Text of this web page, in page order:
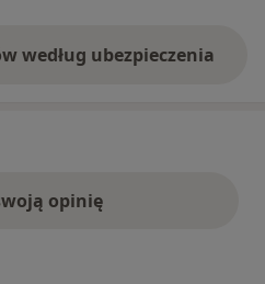
według ubezpieczenia
opinię